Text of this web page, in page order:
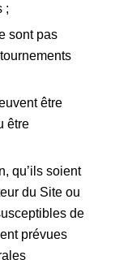
;
sont pas
être
être
qu’ils soient
du Site ou
de
prévues